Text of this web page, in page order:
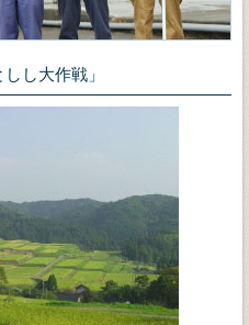
し大作戦」